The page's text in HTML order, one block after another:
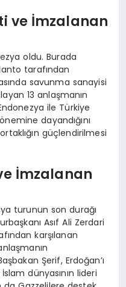
ve İmzalanan
oldu. Burada
tarafından
savunma sanayisi
13 anlaşmanın
ile Türkiye
dayandığını
güçlendirilmesi
İmzalanan
turunun son durağı
Asıf Ali Zerdari
karşılanan
Şerif, Erdoğan’ı
dünyasının lideri